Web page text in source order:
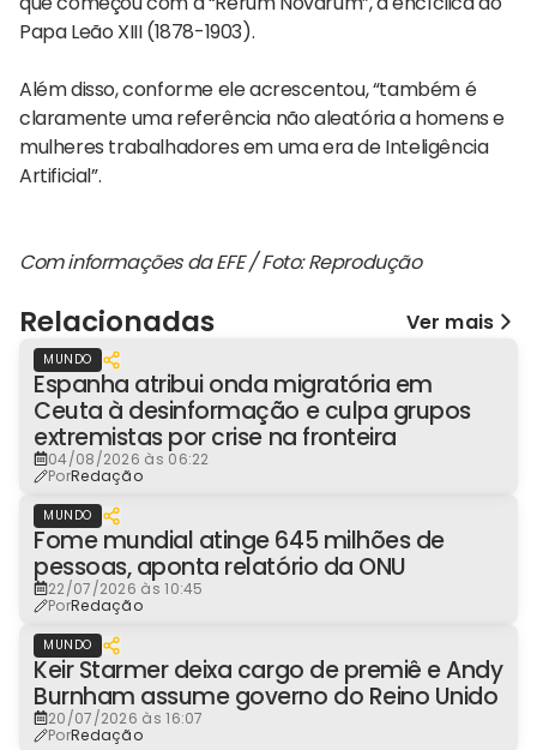
Papa Leão XIII (1878-1903).
Além disso, conforme ele acrescentou, “também é
claramente uma referência não aleatória a homens e
mulheres trabalhadores em uma era de Inteligência
Artificial”.
Com informações da EFE / Foto: Reprodução
Relacionadas Ver mais
MUNDO
Espanha atribui onda migratória em
Ceuta à desinformação e culpa grupos
extremistas por crise na fronteira
04/08/2026 às 06:22
PorRedação
MUNDO
Fome mundial atinge 645 milhões de
pessoas, aponta relatório da ONU
22/07/2026 às 10:45
PorRedação
MUNDO
Keir Starmer deixa cargo de premiê e Andy
Burnham assume governo do Reino Unido
20/07/2026 às 16:07
PorRedação